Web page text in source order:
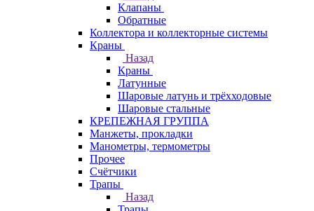
Клапаны
Обратные
Коллектора и коллекторные системы
Краны
Назад
Краны
Латунные
Шаровые латунь и трёхходовые
Шаровые стальные
КРЕПЕЖНАЯ ГРУППА
Манжеты, прокладки
Манометры, термометры
Прочее
Счётчики
Трапы
Назад